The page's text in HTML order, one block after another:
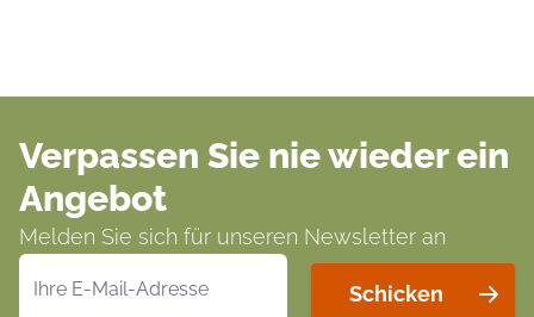
Verpassen Sie nie wieder ein
Angebot
Melden Sie sich für unseren Newsletter an
E-Mailadresse
Schicken